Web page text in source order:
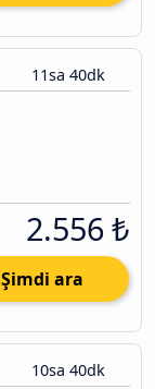
11sa 40dk
2.556 ₺
Şimdi ara
10sa 40dk